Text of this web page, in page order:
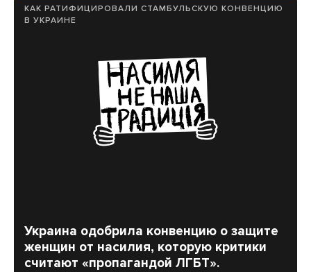
КАК РАТИФИЦИРОВАЛИ СТАМБУЛЬСКУЮ КОНВЕНЦИЮ
В УКРАИНЕ
Украина одобрила конвенцию о защите
женщин от насилия, которую критики
считают «пропагандой ЛГБТ».